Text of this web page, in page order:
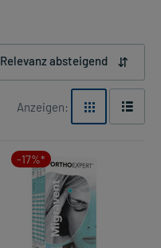
Relevanz absteigend
Anzeigen:
-17%*